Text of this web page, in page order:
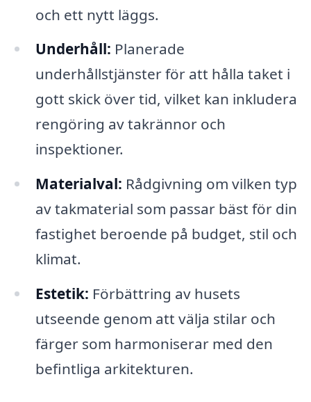
och ett nytt läggs.
Underhåll: Planerade
underhållstjänster för att hålla taket i
gott skick över tid, vilket kan inkludera
rengöring av takrännor och
inspektioner.
Materialval: Rådgivning om vilken typ
av takmaterial som passar bäst för din
fastighet beroende på budget, stil och
klimat.
Estetik: Förbättring av husets
utseende genom att välja stilar och
färger som harmoniserar med den
befintliga arkitekturen.